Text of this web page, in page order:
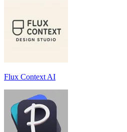
Flux Context AI